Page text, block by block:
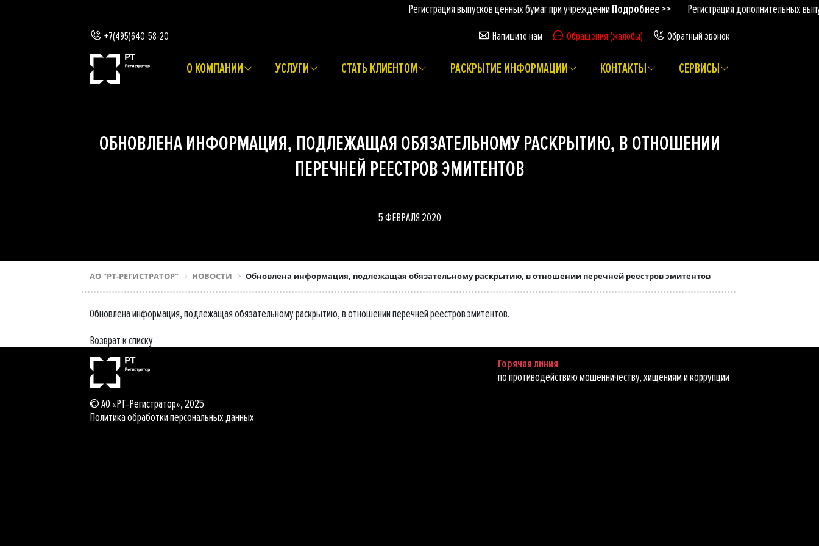
Регистрация выпусков ценных бумаг при учрежденииПодробнее >> Регистрация дополнительных
+7(495)640-58-20 Напишите нам Обращения (жалобы) Обратный звонок
О КОМПАНИИ УСЛУГИ СТАТЬ КЛИЕНТОМ РАСКРЫТИЕ ИНФОРМАЦИИ КОНТАКТЫ СЕРВИСЫ
ОБНОВЛЕНА ИНФОРМАЦИЯ, ПОДЛЕЖАЩАЯ ОБЯЗАТЕЛЬНОМУ РАСКРЫТИЮ, В ОТНОШЕНИИ
ПЕРЕЧНЕЙ РЕЕСТРОВ ЭМИТЕНТОВ
5 ФЕВРАЛЯ 2020
АО "РТ-РЕГИСТРАТОР" НОВОСТИ Обновлена информация, подлежащая обязательному раскрытию, в отношении перечней реестров эмитентов
Обновлена информация, подлежащая обязательному раскрытию, в отношении перечней реестров эмитентов.
Возврат к списку
Горячая линия
по противодействию мошенничеству, хищениям и коррупции
© АО «РТ-Регистратор», 2025
Политика обработки персональных данных